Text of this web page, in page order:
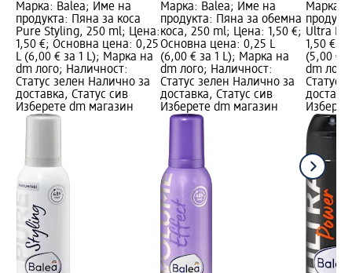
Марка: Balea; Име на
продукта: Пяна за коса
Pure Styling, 250 ml; Цена:
1,50 €; Основна цена: 0,25
L (6,00 € за 1 L); Марка на
dm лого; Наличност:
Статус зелен Налично за
доставка, Статус сив
Изберете dm магазин
Марка: Balea; Име на
продукта: Пяна за обемна
коса, 250 ml; Цена: 1,50 €;
Основна цена: 0,25 L
(6,00 € за 1 L); Марка на
dm лого; Наличност:
Статус зелен Налично за
доставка, Статус сив
Изберете dm магазин
Марка:
Ultra
1,50 €;
(5,00 €
dm
Статус